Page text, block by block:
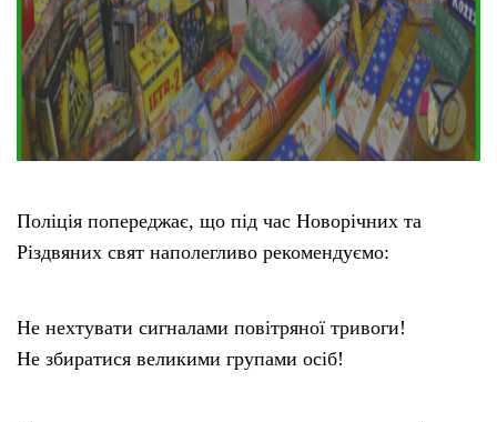
Поліція попереджає, що під час Новорічних та
Різдвяних свят наполегливо рекомендуємо:
Не нехтувати сигналами повітряної тривоги!
Не збиратися великими групами осіб!